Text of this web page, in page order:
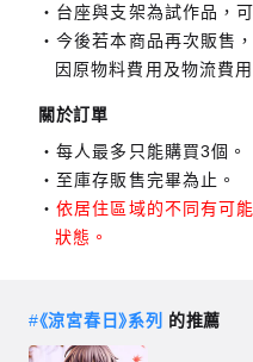
台座與支架為試作品，
今後若本商品再次販售
因原物料費用及物流費
關於訂單
每人最多只能購買3個。
至庫存販售完畢為止。
依居住區域的不同有可
狀態。
#《涼宮春日》系列 的推薦